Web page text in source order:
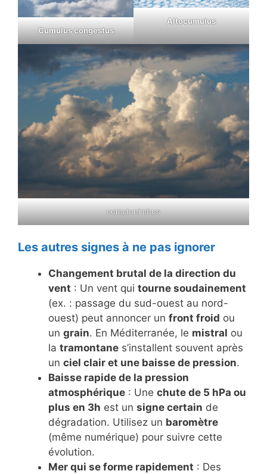
Cumulus congestus
Altocumulus
cumulonimbus
Les autres signes à ne pas ignorer
Changement brutal de la direction du
vent : Un vent qui tourne soudainement
(ex. : passage du sud-ouest au nord-
ouest) peut annoncer un front froid ou
un grain. En Méditerranée, le mistral ou
la tramontane s’installent souvent après
un ciel clair et une baisse de pression.
Baisse rapide de la pression
atmosphérique : Une chute de 5 hPa ou
plus en 3h est un signe certain de
dégradation. Utilisez un baromètre
(même numérique) pour suivre cette
évolution.
Mer qui se forme rapidement : Des